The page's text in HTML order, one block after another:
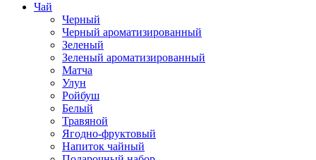
Чай
Черный
Черный ароматизированный
Зеленый
Зеленый ароматизированный
Матча
Улун
Ройбуш
Белый
Травяной
Ягодно-фруктовый
Напиток чайный